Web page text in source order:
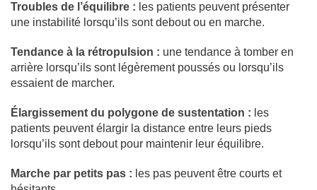
Troubles de l’équilibre : les patients peuvent présenter
une instabilité lorsqu’ils sont debout ou en marche.
Tendance à la rétropulsion : une tendance à tomber en
arrière lorsqu’ils sont légèrement poussés ou lorsqu’ils
essaient de marcher.
Élargissement du polygone de sustentation : les
patients peuvent élargir la distance entre leurs pieds
lorsqu’ils sont debout pour maintenir leur équilibre.
Marche par petits pas : les pas peuvent être courts et